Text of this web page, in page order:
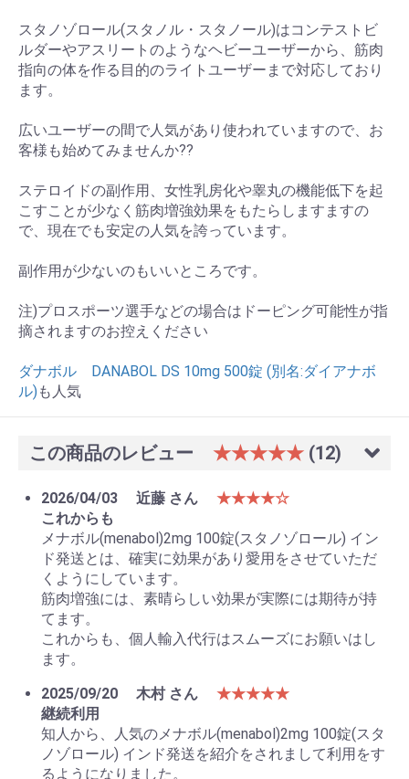
スタノゾロール(スタノル・スタノール)はコンテストビ
ルダーやアスリートのようなヘビーユーザーから、筋肉
指向の体を作る目的のライトユーザーまで対応しており
ます。
広いユーザーの間で人気があり使われていますので、お
客様も始めてみませんか??
ステロイドの副作用、女性乳房化や睾丸の機能低下を起
こすことが少なく筋肉増強効果をもたらしますますの
で、現在でも安定の人気を誇っています。
副作用が少ないのもいいところです。
注)プロスポーツ選手などの場合はドーピング可能性が指
摘されますのお控えください
ダナボル DANABOL DS 10mg 500錠 (別名:ダイアナボ
ル)も人気
この商品のレビュー ★★★★★ (12)
2026/04/03 近藤 さん
★★★★☆
これからも
メナボル(menabol)2mg 100錠(スタノゾロール) イン
ド発送とは、確実に効果があり愛用をさせていただ
くようにしています。
筋肉増強には、素晴らしい効果が実際には期待が持
てます。
これからも、個人輸入代行はスムーズにお願いはし
ます。
2025/09/20
木村 さん
★★★★★
継続利用
知人から、人気のメナボル(menabol)2mg 100錠(スタ
ノゾロール) インド発送を紹介をされまして利用をす
るようになりました。